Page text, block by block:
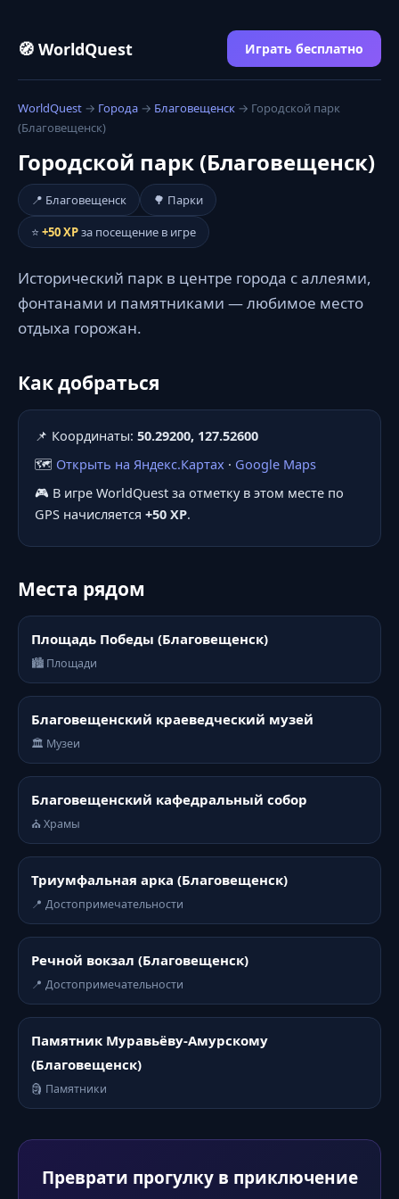
🧭 WorldQuest Играть бесплатно
WorldQuest → Города → Благовещенск → Городской парк
(Благовещенск)
Городской парк (Благовещенск)
📍 Благовещенск
🌳 Парки
⭐ +50 XPза посещение в игре
Исторический парк в центре города с аллеями,
фонтанами и памятниками — любимое место
отдыха горожан.
Как добраться
📌 Координаты: 50.29200, 127.52600
🗺️ Открыть на Яндекс.Картах · Google Maps
🎮 В игре WorldQuest за отметку в этом месте по
GPS начисляется +50 XP.
Места рядом
Площадь Победы (Благовещенск)
🏙️ Площади
Благовещенский краеведческий музей
🏛️ Музеи
Благовещенский кафедральный собор
⛪ Храмы
Триумфальная арка (Благовещенск)
📍 Достопримечательности
Речной вокзал (Благовещенск)
📍 Достопримечательности
Памятник Муравьёву-Амурскому
(Благовещенск)
🗿 Памятники
Преврати прогулку в приключение